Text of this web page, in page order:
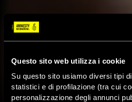
Questo sito web utilizza i cookie
Su questo sito usiamo diversi tipi
statistici e di profilazione (tra cui
personalizzazione degli annunci